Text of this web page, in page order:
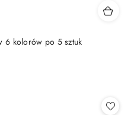
6 kolorów po 5 sztuk